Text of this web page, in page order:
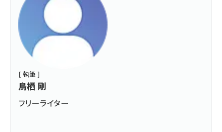
[ 執筆 ]
鳥栖 剛
フリーライター